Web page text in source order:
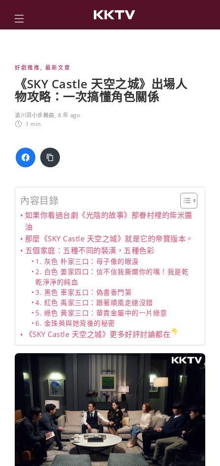
好劇推推, 最新文章
《SKY Castle 天空之城》出場人
物攻略：一次搞懂角色關係
滄川洞小步舞曲 , 8 年 ago
1 min
內容目錄
如果你看過台劇《光陰的故事》那眷村裡的柴米醬
油
那麼《SKY Castle 天空之城》就是它的帝寶版本。
五個家庭：五種不同的裝潢，五種色彩
1. 灰色 朴家三口：母子像的眼淚
2. 白色 姜家四口：信不信我撕爛你的嘴！我是乾
乾淨淨的純血
3. 黑色 車家五口：偽書香門第
4. 紅色 禹家三口：跟著順風走總沒錯
5. 綠色 黃家三口：華貴金屬中的一片綠意
6. 金珠英與她背後的秘密
《SKY Castle 天空之城》更多好評討論都在